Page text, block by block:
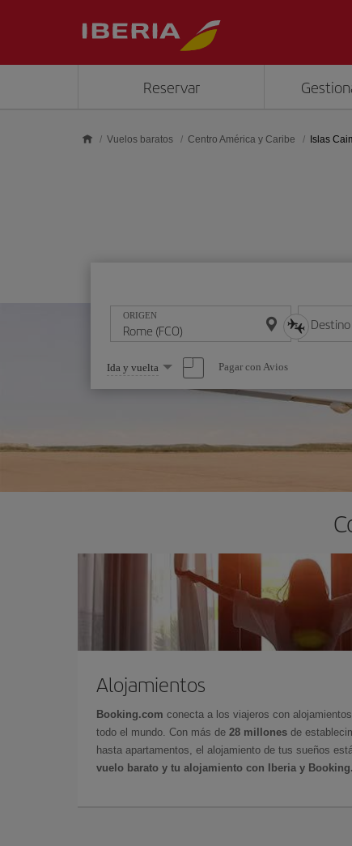
Reservar
Vuelos baratos Centro América y Caribe Islas
ORIGEN Destino
Seleccione
una
opción
Ida y vuelta Pagar con Avios
Alojamientos
Booking.com conecta a los viajeros con
todo el mundo. Con más de 28 millones de
hasta apartamentos, el alojamiento de tus sueños
vuelo barato y tu alojamiento con Iberia y